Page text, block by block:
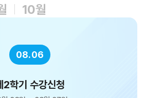
10월
08.06
2학기 수강신청